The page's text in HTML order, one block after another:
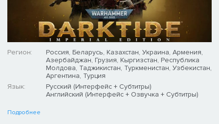
Регион:
Россия, Беларусь, Казахстан, Украина, Армения,
Азербайджан, Грузия, Кыргизстан, Республика
Молдова, Таджикистан, Туркменистан, Узбекистан,
Аргентина, Турция
Язык:
Русский (Интерфейс + Субтитры)
Английский (Интерфейс + Озвучка + Субтитры)
Подробнее